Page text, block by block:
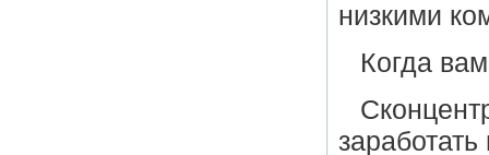
низкими
Когда